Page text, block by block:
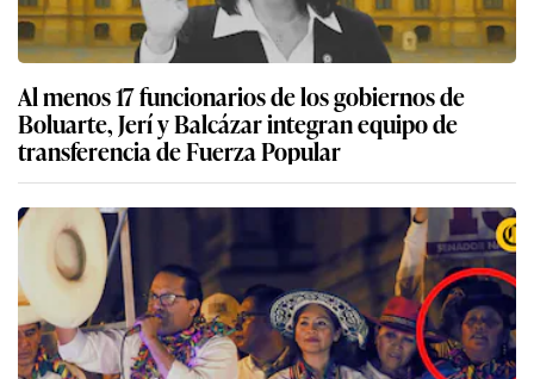
Al menos 17 funcionarios de los gobiernos de
Boluarte, Jerí y Balcázar integran equipo de
transferencia de Fuerza Popular